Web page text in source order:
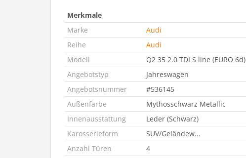
Merkmale
Marke
Audi
Reihe
Audi
Modell
Q2 35 2.0 TDI S line (EURO 6d)
Angebotstyp
Jahreswagen
Angebotsnummer
#536145
Außenfarbe
Mythosschwarz Metallic
Innenausstattung
Leder (Schwarz)
Karosserieform
SUV/Geländew...
Anzahl Türen
4